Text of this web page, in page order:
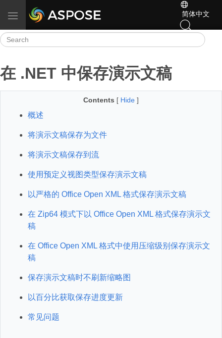
Toggle navigation 简体中文
在 .NET 中保存演示文稿
Contents [ Hide ]
概述
将演示文稿保存为文件
将演示文稿保存到流
使用预定义视图类型保存演示文稿
以严格的 Office Open XML 格式保存演示文稿
在 Zip64 模式下以 Office Open XML 格式保存演示文
稿
在 Office Open XML 格式中使用压缩级别保存演示文
稿
保存演示文稿时不刷新缩略图
以百分比获取保存进度更新
常见问题